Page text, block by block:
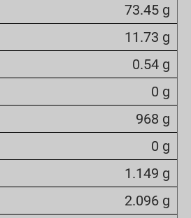
73.45 g
11.73 g
0.54 g
0 g
968 g
0 g
1.149 g
2.096 g